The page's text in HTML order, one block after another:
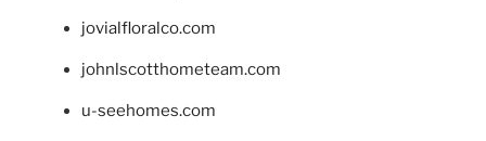
jovialfloralco.com
johnlscotthometeam.com
u-seehomes.com